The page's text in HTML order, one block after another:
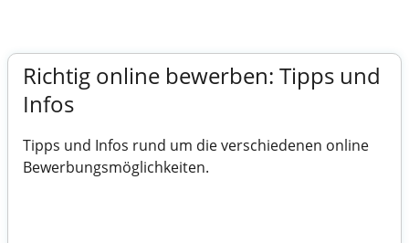
Richtig online bewerben: Tipps und
Infos
Tipps und Infos rund um die verschiedenen online
Bewerbungsmöglichkeiten.